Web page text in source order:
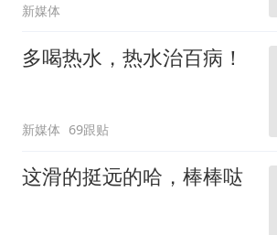
新媒体
多喝热水，热水治百病！
新媒体 69跟贴
这滑的挺远的哈，棒棒哒